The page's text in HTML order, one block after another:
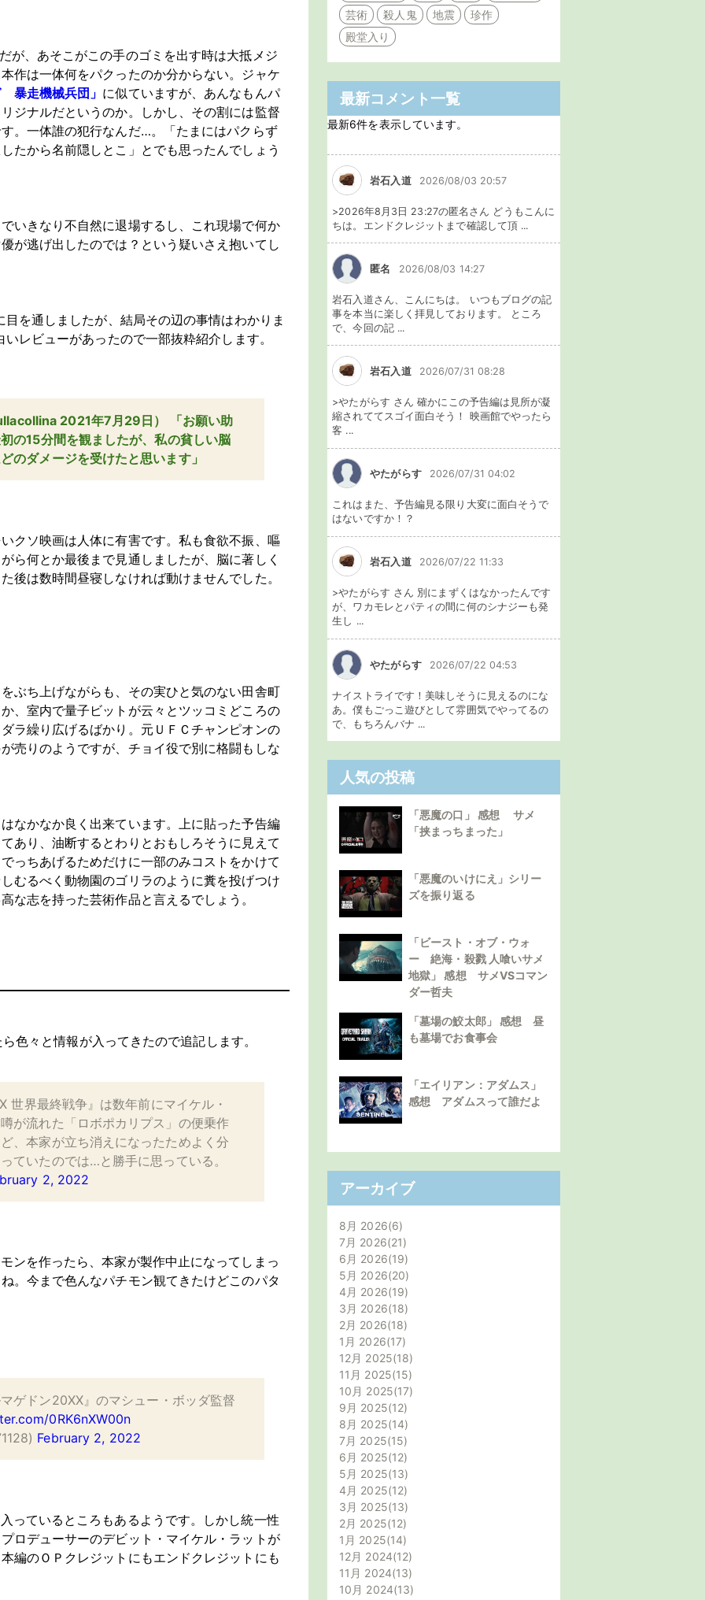
が、あそこがこの手のゴミを出す時は大抵メジ
作は一体何をパクったのか分からない。ジャケ
暴走機械兵団」 に似ていますが、あんなもんパ
ジナルだというのか。しかし、その割には監督
。一体誰の犯行なんだ…。「たまにはパクらず
たから名前隠しとこ」とでも思ったんでしょう
いきなり不自然に退場するし、これ現場で何か
が逃げ出したのでは？という疑いさえ抱いてし
を通しましたが、結局その辺の事情はわかりま
レビューがあったので一部抜粋紹介します。
2021年7月29日） 「お願い助
の15分間を観ましたが、私の貧しい脳
のダメージを受けたと思います」
クソ映画は人体に有害です。私も食欲不振、嘔
ら何とか最後まで見通しましたが、脳に著しく
後は数時間昼寝しなければ動けませんでした。
ぶち上げながらも、その実ひと気のない田舎町
、室内で量子ビットが云々とツッコミどころの
ラ繰り広げるばかり。元ＵＦＣチャンピオンの
売りのようですが、チョイ役で別に格闘もしな
なかなか良く出来ています。上に貼った予告編
あり、油断するとわりとおもしろそうに見えて
っちあげるためだけに一部のみコストをかけて
むるべく動物園のゴリラのように糞を投げつけ
な志を持った芸術作品と言えるでしょう。
色々と情報が入ってきたので追記します。
世界最終戦争』は数年前にマイケル・
が流れた「ロボポカリプス」の便乗作
、本家が立ち消えになったためよく分
ていたのでは…と勝手に思っている。
2, 2022
ンを作ったら、本家が製作中止になってしまっ
。今まで色んなパチモン観てきたけどこのパタ
ゲドン20XX』のマシュー・ボッダ監督
0RK6nXW00n
February 2, 2022
っているところもあるようです。しかし統一性
ロデューサーのデビット・マイケル・ラットが
編のＯＰクレジットにもエンドクレジットにも
芸術
殺人鬼 地震
珍作
殿堂入り
最新コメント一覧
最新6件を表示しています。
岩石入道 2026/08/03 20:57
>2026年8月3日 23:27の匿名さん どうもこんに
ちは。エンドクレジットまで確認して頂 ...
匿名 2026/08/03 14:27
岩石入道さん、こんにちは。 いつもブログの記
事を本当に楽しく拝見しております。 ところ
で、今回の記 ...
岩石入道 2026/07/31 08:28
>やたがらす さん 確かにこの予告編は見所が凝
縮されててスゴイ面白そう！ 映画館でやったら
客 ...
やたがらす 2026/07/31 04:02
これはまた、予告編見る限り大変に面白そうで
はないですか！？
岩石入道 2026/07/22 11:33
>やたがらす さん 別にまずくはなかったんです
が、ワカモレとパティの間に何のシナジーも発
生し ...
やたがらす 2026/07/22 04:53
ナイストライです！美味しそうに見えるのにな
あ。僕もごっこ遊びとして雰囲気でやってるの
で、もちろんバナ ...
人気の投稿
「悪魔の口」 感想 サメ
「挟まっちまった」
「悪魔のいけにえ」シリー
ズを振り返る
「ビースト・オブ・ウォ
ー 絶海・殺戮 人喰いサメ
地獄」 感想 サメVSコマン
ダー哲夫
「墓場の鮫太郎」 感想 昼
も墓場でお食事会
「エイリアン：アダムス」
感想 アダムスって誰だよ
アーカイブ
8月 2026 6
7月 2026 21
6月 2026 19
5月 2026 20
4月 2026 19
3月 2026 18
2月 2026 18
1月 2026 17
12月 2025 18
11月 2025 15
10月 2025 17
9月 2025 12
8月 2025 14
7月 2025 15
6月 2025 12
5月 2025 13
4月 2025 12
3月 2025 13
2月 2025 12
1月 2025 14
12月 2024 12
11月 2024 13
10月 2024 13